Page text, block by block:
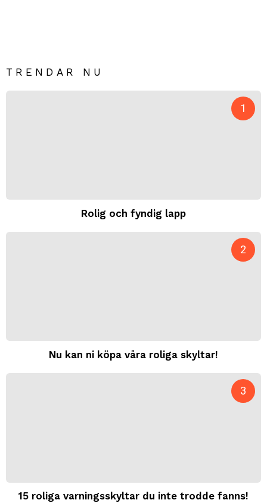
TRENDAR NU
Rolig och fyndig lapp
Nu kan ni köpa våra roliga skyltar!
15 roliga varningsskyltar du inte trodde fanns!